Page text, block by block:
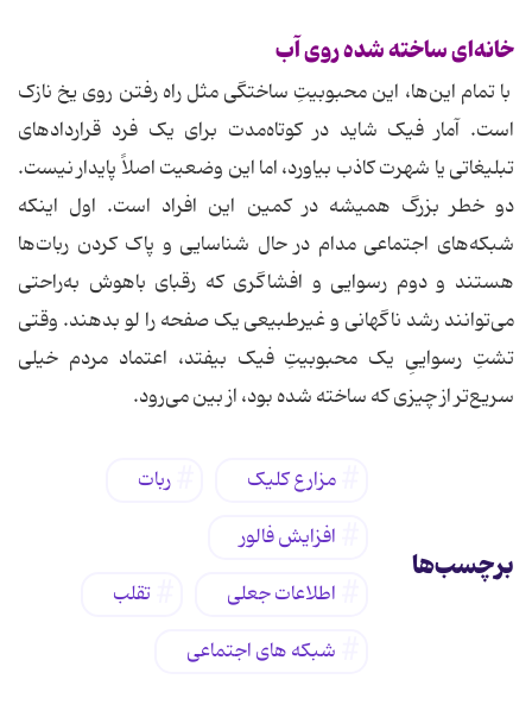
خانه‌ای ساخته شده روی آب
با تمام این‌ها، این محبوبیتِ ساختگی مثل راه رفتن روی یخ نازک
است. آمار فیک شاید در کوتاه‌مدت برای یک فرد قراردادهای
تبلیغاتی یا شهرت کاذب بیاورد، اما این وضعیت اصلاً پایدار نیست.
دو خطر بزرگ همیشه در کمین این افراد است. اول اینکه
شبکه‌های اجتماعی مدام در حال شناسایی و پاک کردن ربات‌ها
هستند و دوم رسوایی و افشاگری که رقبای باهوش به‌راحتی
می‌توانند رشد ناگهانی و غیرطبیعی یک صفحه را لو بدهند. وقتی
تشتِ رسواییِ یک محبوبیتِ فیک بیفتد، اعتماد مردم خیلی
سریع‌تر از چیزی که ساخته شده بود، از بین می‌رود.
برچسب‌ها
مزارع کلیک
ربات
افزایش فالور
اطلاعات جعلی
تقلب
شبکه های اجتماعی